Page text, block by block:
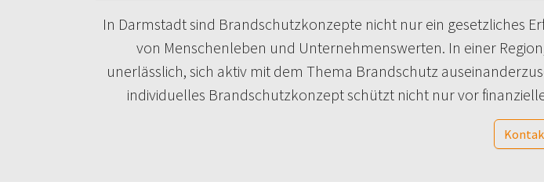
In Darmstadt sind Brandschutzkonzepte nicht nur ein gesetzliches
von Menschenleben und Unternehmenswerten. In einer
unerlässlich, sich aktiv mit dem Thema Brandschutz
individuelles Brandschutzkonzept schützt nicht nur vor